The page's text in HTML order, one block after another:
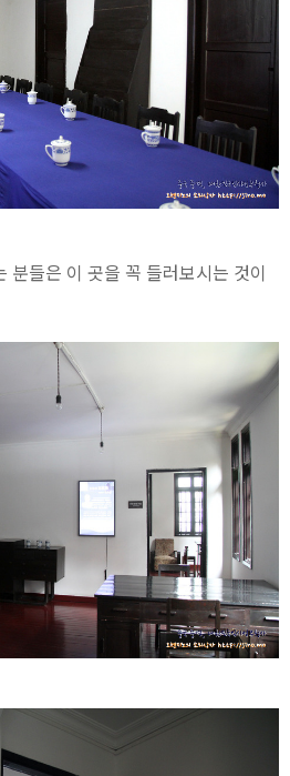
분들은 이 곳을 꼭 들러보시는 것이